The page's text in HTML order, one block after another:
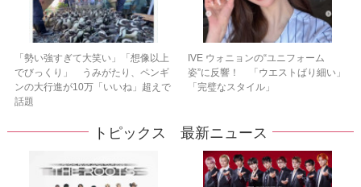
「勢い強すぎて大笑い」「想像以上
でびっくり」 うみがたり、ペンギ
ンの大行進が10万「いいね」超えで
話題
IVE ウォニョンの“ユニフォーム
姿”に反響！ 「ウエストばり細い」
「完璧なスタイル」
トピックス 最新ニュース